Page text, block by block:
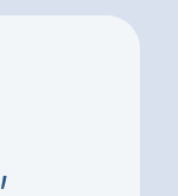
,